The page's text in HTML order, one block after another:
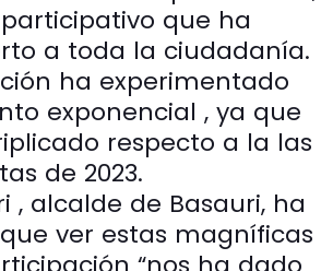
que ha
a toda la ciudadanía.
ha experimentado
exponencial , ya que
respecto a la las
de 2023.
, alcalde de Basauri, ha
ver estas magníficas